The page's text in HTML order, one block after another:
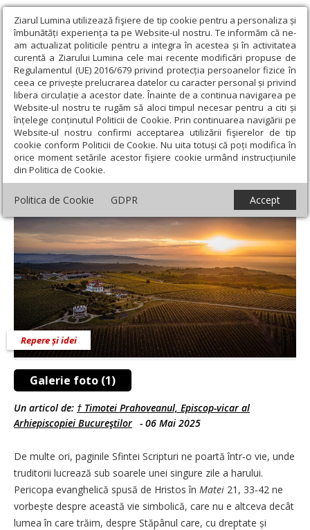
Ziarul Lumina utilizează fişiere de tip cookie pentru a personaliza și
îmbunătăți experiența ta pe Website-ul nostru. Te informăm că ne-
am actualizat politicile pentru a integra în acestea și în activitatea
curentă a Ziarului Lumina cele mai recente modificări propuse de
Regulamentul (UE) 2016/679 privind protecția persoanelor fizice în
ceea ce privește prelucrarea datelor cu caracter personal și privind
libera circulație a acestor date. Înainte de a continua navigarea pe
Website-ul nostru te rugăm să aloci timpul necesar pentru a citi și
înțelege conținutul Politicii de Cookie. Prin continuarea navigării pe
Website-ul nostru confirmi acceptarea utilizării fişierelor de tip
cookie conform Politicii de Cookie. Nu uita totuși că poți modifica în
orice moment setările acestor fişiere cookie urmând instrucțiunile
din Politica de Cookie.
Politica de Cookie GDPR Accept
Ziarul Lumina › Opinii › Repere și idei › Povestea unei vii: între
zdrobire și binecuvântare
Povestea unei vii: între zdrobire și
binecuvântare
Galerie foto (1)
Repere și idei
Un articol de: † Timotei Prahoveanul, Episcop-vicar al
Arhiepiscopiei Bucureştilor - 06 Mai 2025
De multe ori, paginile Sfintei Scripturi ne poartă într‑o vie, unde
truditorii lucrează sub soarele unei singure zile a harului.
Pericopa evanghelică spusă de Hristos în Matei 21, 33‑42 ne
vorbește despre această vie simbolică, care nu e altceva decât
lumea în care trăim, despre Stăpânul care, cu dreptate și